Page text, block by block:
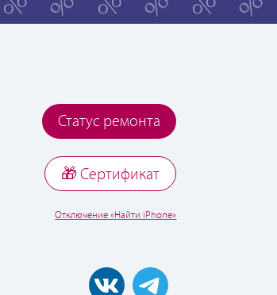
Статус ремонта
🎁 Cертификат
Отключение «Найти iPhone»